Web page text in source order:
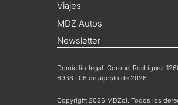
Viajes
MDZ Autos
Newsletter
Domicilio legal: Coronel Rodríguez
6938 | 06 de agosto de 2026
Copyright 2026 MDZol. Todos los